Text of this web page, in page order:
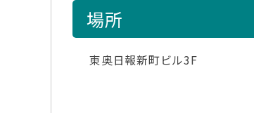
場所
東奥日報新町ビル3F